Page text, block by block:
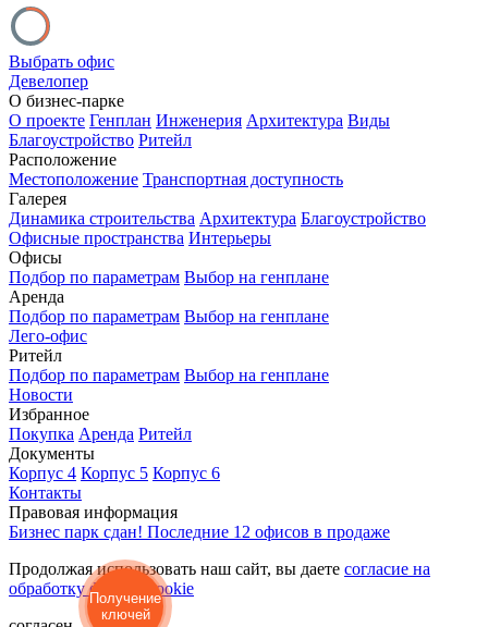
Выбрать офис
Девелопер
О бизнес-парке
О проекте Генплан Инженерия Архитектура Виды
Благоустройство Ритейл
Расположение
Местоположение Транспортная доступность
Галерея
Динамика строительства Архитектура Благоустройство
Офисные пространства Интерьеры
Офисы
Подбор по параметрам Выбор на генплане
Аренда
Подбор по параметрам Выбор на генплане
Лего-офис
Ритейл
Подбор по параметрам Выбор на генплане
Новости
Избранное
Покупка Аренда Ритейл
Документы
Корпус 4 Корпус 5 Корпус 6
Контакты
Правовая информация
Бизнес парк сдан! Последние 12 офисов в продаже
Продолжая использовать наш сайт, вы даете согласие на
обработку файлов cookie
Получение
ключей